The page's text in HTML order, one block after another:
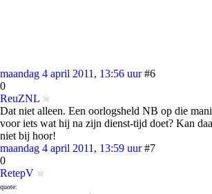
maandag 4 april 2011, 13:56 uur #6
0
ReuZNL
Dat niet alleen. Een oorlogsheld NB op die
voor iets wat hij na zijn dienst-tijd doet? Kan
niet bij hoor!
maandag 4 april 2011, 13:59 uur #7
0
RetepV
quote: